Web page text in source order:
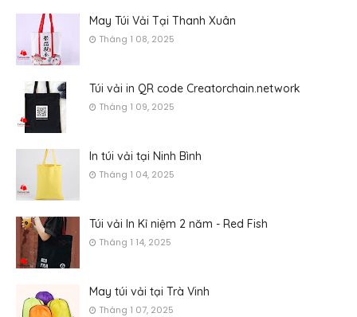
May Túi Vải Tại Thanh Xuân
Tháng 1 08, 2025
Túi vải in QR code Creatorchain.network
Tháng 1 09, 2025
In túi vải tại Ninh Bình
Tháng 1 04, 2025
Túi vải In Kỉ niệm 2 năm - Red Fish
Tháng 1 14, 2025
May túi vải tại Trà Vinh
Tháng 1 07, 2025